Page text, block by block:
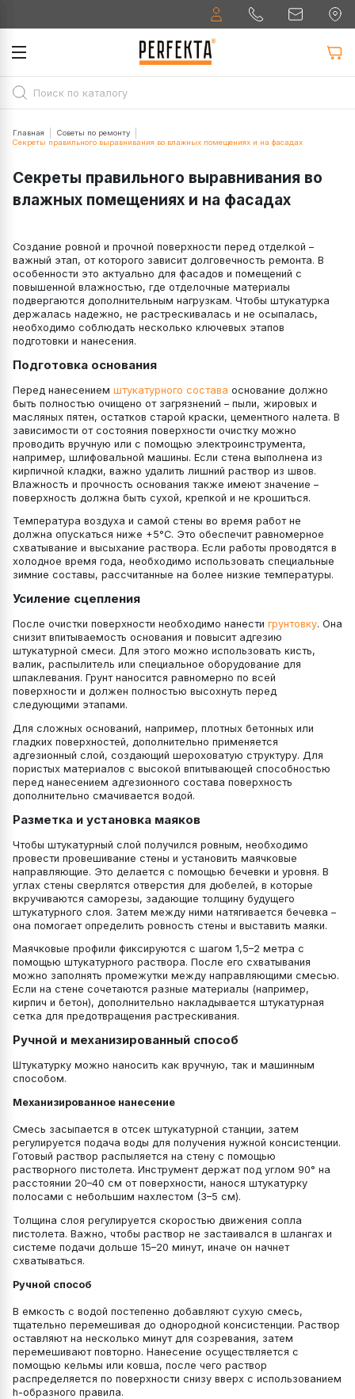
Главная
Советы по ремонту
Секреты правильного выравнивания во влажных помещениях и на фасадах
Секреты правильного выравнивания во
влажных помещениях и на фасадах
Создание ровной и прочной поверхности перед отделкой –
важный этап, от которого зависит долговечность ремонта. В
особенности это актуально для фасадов и помещений с
повышенной влажностью, где отделочные материалы
подвергаются дополнительным нагрузкам. Чтобы штукатурка
держалась надежно, не растрескивалась и не осыпалась,
необходимо соблюдать несколько ключевых этапов
подготовки и нанесения.
Подготовка основания
Перед нанесением штукатурного состава основание должно
быть полностью очищено от загрязнений – пыли, жировых и
масляных пятен, остатков старой краски, цементного налета. В
зависимости от состояния поверхности очистку можно
проводить вручную или с помощью электроинструмента,
например, шлифовальной машины. Если стена выполнена из
кирпичной кладки, важно удалить лишний раствор из швов.
Влажность и прочность основания также имеют значение –
поверхность должна быть сухой, крепкой и не крошиться.
Температура воздуха и самой стены во время работ не
должна опускаться ниже +5°C. Это обеспечит равномерное
схватывание и высыхание раствора. Если работы проводятся в
холодное время года, необходимо использовать специальные
зимние составы, рассчитанные на более низкие температуры.
Усиление сцепления
После очистки поверхности необходимо нанести грунтовку. Она
снизит впитываемость основания и повысит адгезию
штукатурной смеси. Для этого можно использовать кисть,
валик, распылитель или специальное оборудование для
шпаклевания. Грунт наносится равномерно по всей
поверхности и должен полностью высохнуть перед
следующими этапами.
Для сложных оснований, например, плотных бетонных или
гладких поверхностей, дополнительно применяется
адгезионный слой, создающий шероховатую структуру. Для
пористых материалов с высокой впитывающей способностью
перед нанесением адгезионного состава поверхность
дополнительно смачивается водой.
Разметка и установка маяков
Чтобы штукатурный слой получился ровным, необходимо
провести провешивание стены и установить маячковые
направляющие. Это делается с помощью бечевки и уровня. В
углах стены сверлятся отверстия для дюбелей, в которые
вкручиваются саморезы, задающие толщину будущего
штукатурного слоя. Затем между ними натягивается бечевка –
она помогает определить ровность стены и выставить маяки.
Маячковые профили фиксируются с шагом 1,5–2 метра с
помощью штукатурного раствора. После его схватывания
можно заполнять промежутки между направляющими смесью.
Если на стене сочетаются разные материалы (например,
кирпич и бетон), дополнительно накладывается штукатурная
сетка для предотвращения растрескивания.
Ручной и механизированный способ
Штукатурку можно наносить как вручную, так и машинным
способом.
Механизированное нанесение
Смесь засыпается в отсек штукатурной станции, затем
регулируется подача воды для получения нужной консистенции.
Готовый раствор распыляется на стену с помощью
растворного пистолета. Инструмент держат под углом 90° на
расстоянии 20–40 см от поверхности, нанося штукатурку
полосами с небольшим нахлестом (3–5 см).
Толщина слоя регулируется скоростью движения сопла
пистолета. Важно, чтобы раствор не застаивался в шлангах и
системе подачи дольше 15–20 минут, иначе он начнет
схватываться.
Ручной способ
В емкость с водой постепенно добавляют сухую смесь,
тщательно перемешивая до однородной консистенции. Раствор
оставляют на несколько минут для созревания, затем
перемешивают повторно. Нанесение осуществляется с
помощью кельмы или ковша, после чего раствор
распределяется по поверхности снизу вверх с использованием
h-образного правила.